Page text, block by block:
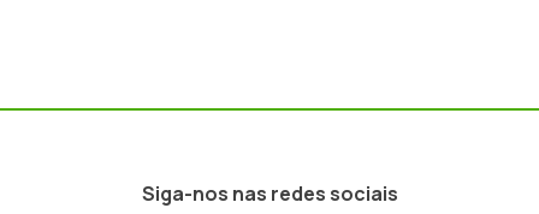
Siga-nos nas redes sociais